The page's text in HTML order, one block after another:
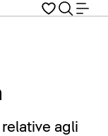
agli